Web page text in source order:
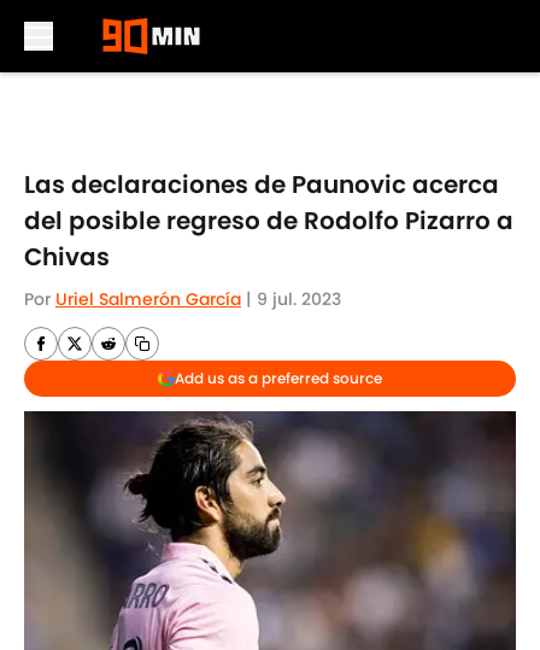
Las declaraciones de Paunovic acerca
del posible regreso de Rodolfo Pizarro a
Chivas
Por Uriel Salmerón García | 9 jul. 2023
Add us as a preferred source